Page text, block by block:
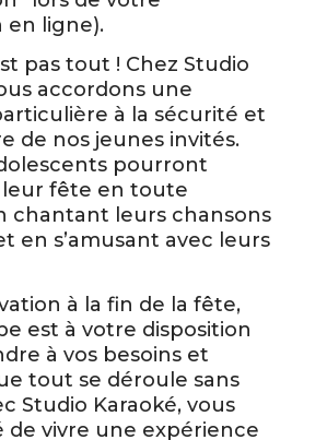
en ligne).
pas tout ! Chez Studio
accordons une
à la sécurité et
de nos jeunes invités.
pourront
fête en toute
chantant leurs chansons
en s’amusant avec leurs
à la fin de la fête,
est à votre disposition
à vos besoins et
tout se déroule sans
Studio Karaoké, vous
de vivre une expérience